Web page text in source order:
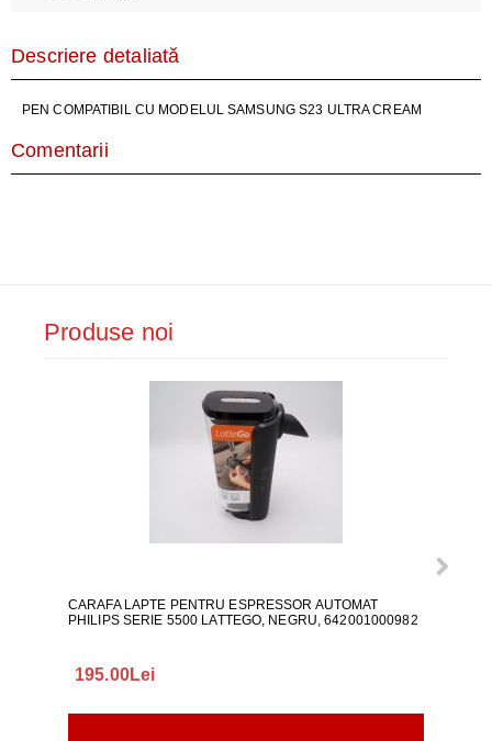
Descriere detaliată
PEN COMPATIBIL CU MODELUL SAMSUNG S23 ULTRA CREAM
Comentarii
Produse noi
CARAFA LAPTE PENTRU ESPRESSOR AUTOMAT
PHILIPS SERIE 5500 LATTEGO, NEGRU, 642001000982
195.00Lei